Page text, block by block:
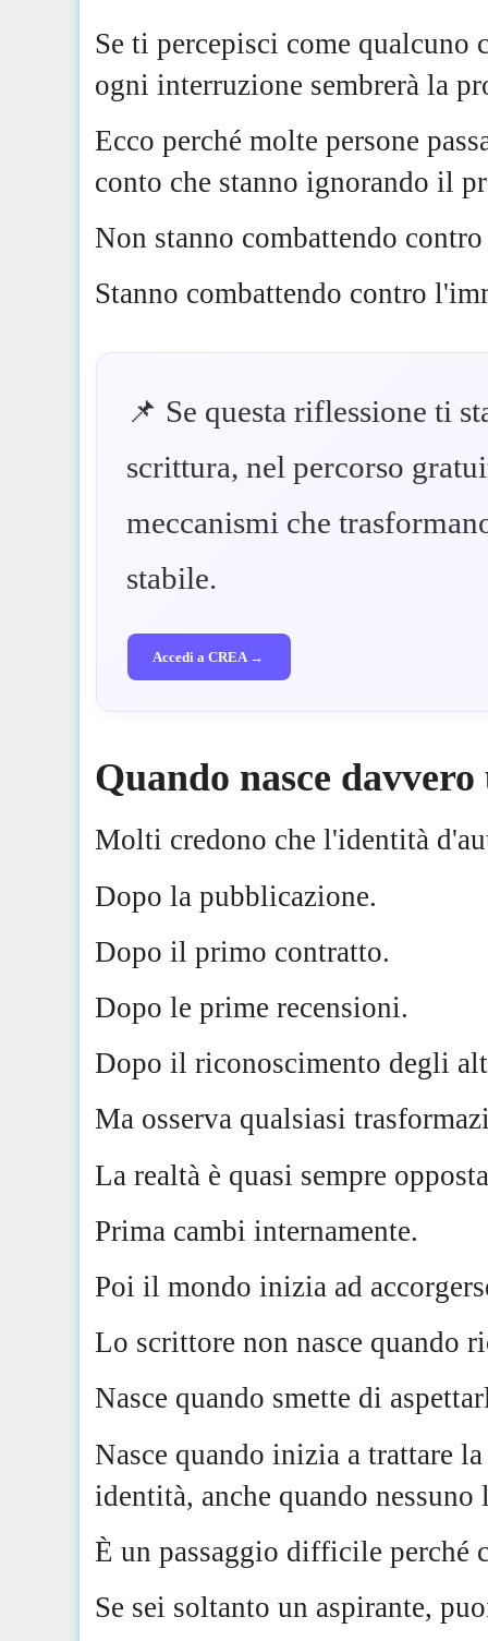
Se ti percepisci come qualcuno
ogni interruzione sembrerà la
Ecco perché molte persone
conto che stanno ignorando il
Non stanno combattendo
Stanno combattendo contro
📌 Se questa riflessione ti
scrittura, nel percorso
meccanismi che
stabile.
Accedi a CREA →
Quando nasce
Molti credono che l'identità
Dopo la pubblicazione.
Dopo il primo contratto.
Dopo le prime recensioni.
Dopo il riconoscimento degli
Ma osserva qualsiasi
La realtà è quasi sempre
Prima cambi internamente.
Poi il mondo inizia ad
Lo scrittore non nasce quando
Nasce quando smette di
Nasce quando inizia a trattare
identità, anche quando nessuno
È un passaggio difficile perché
Se sei soltanto un aspirante,